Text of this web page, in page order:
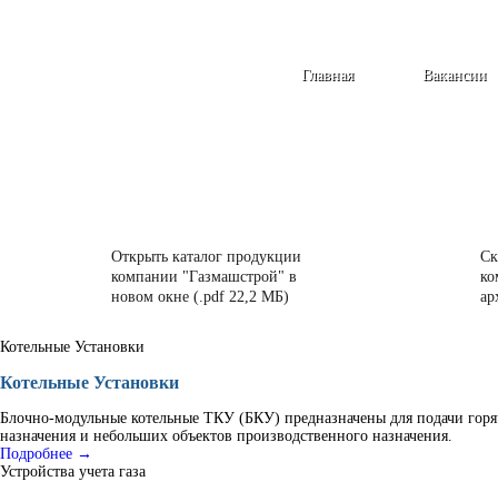
Вакансии
Главная
Открыть каталог продукции
компании "Газмашстрой" в
новом окне (.pdf 22,2 МБ)
Котельные Установки
Котельные Установки
Блочно-модульные котельные ТКУ (БКУ) предназначены для подачи
назначения и небольших объектов производственного назначения.
Подробнее →
Устройства учета газа